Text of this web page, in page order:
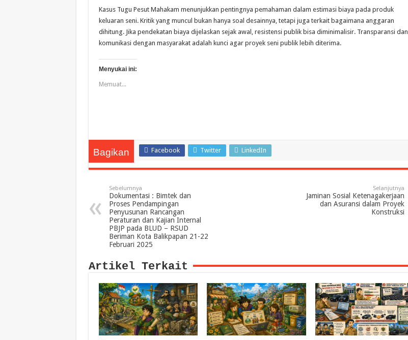
Kasus Tugu Pesut Mahakam menunjukkan pentingnya pemahaman dalam estimasi biaya pada produk
keluaran seni. Kritik yang muncul bukan hanya soal desainnya, tetapi juga terkait bagaimana anggaran
dihitung. Jika pendekatan biaya dijelaskan sejak awal, resistensi publik bisa diminimalisir. Transparansi dan
komunikasi dengan masyarakat adalah kunci agar proyek seni publik lebih diterima.
Menyukai ini:
Memuat...
Bagikan Facebook Twitter LinkedIn
Sebelumnya
Dokumentasi : Bimtek dan
Proses Pendampingan
Penyusunan Rancangan
Peraturan dan Kajian Internal
PBJP pada BLUD – RSUD
Beriman Kota Balikpapan 21-22
Februari 2025
Selanjutnya
Jaminan Sosial Ketenagakerjaan
dan Asuransi dalam Proyek
Konstruksi
Artikel Terkait